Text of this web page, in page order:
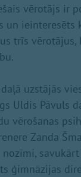
vērotājs ir
un ieinteresēts
trīs vērotājus,
uzstājās
Uldis Pāvuls
vērošanas
Zanda
ģimnāzijas